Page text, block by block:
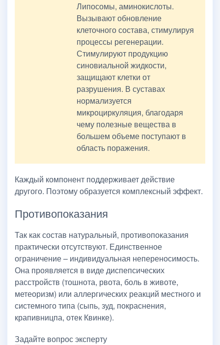
Липосомы, аминокислоты.
Вызывают обновление
клеточного состава, стимулируя
процессы регенерации.
Стимулируют продукцию
синовиальной жидкости,
защищают клетки от
разрушения. В суставах
нормализуется
микроциркуляция, благодаря
чему полезные вещества в
большем объеме поступают в
область поражения.
Каждый компонент поддерживает действие
другого. Поэтому образуется комплексный эффект.
Противопоказания
Так как состав натуральный, противопоказания
практически отсутствуют. Единственное
ограничение – индивидуальная непереносимость.
Она проявляется в виде диспепсических
расстройств (тошнота, рвота, боль в животе,
метеоризм) или аллергических реакций местного и
системного типа (сыпь, зуд, покраснения,
крапивницпа, отек Квинке).
Задайте вопрос эксперту